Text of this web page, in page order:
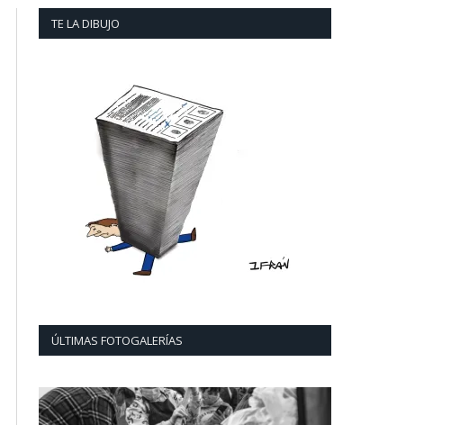
TE LA DIBUJO
ÚLTIMAS FOTOGALERÍAS